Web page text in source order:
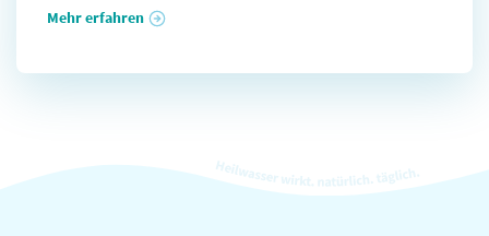
Mehr erfahren